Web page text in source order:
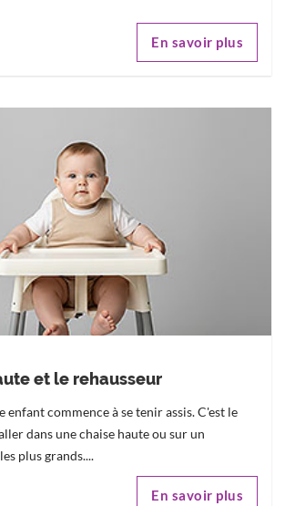
En savoir plus
et le rehausseur
enfant commence à se tenir assis. C'est le
dans une chaise haute ou sur un
plus grands....
En savoir plus